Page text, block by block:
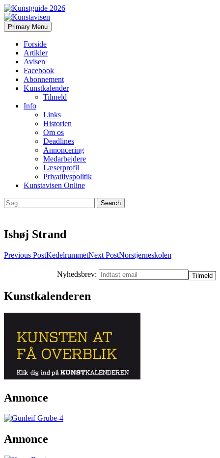
Kunstavisen
Search
Primary Menu Skip
to
Forside
Artikler
Avisen
Facebook
Abonnement
Kunstkalender
Tilmeld
Info
Links
Historien
Om os
Deadlines
Annoncering
Medarbejdere
Læserprofil
Privatlivspolitik
Kunstavisen Online
Search
for:
Ishøj Strand
Post
Previous PostKedelrummetNext PostNorstjerneskolen
Nyhedsbrev:
Kunstkalenderen
Annonce
Annonce